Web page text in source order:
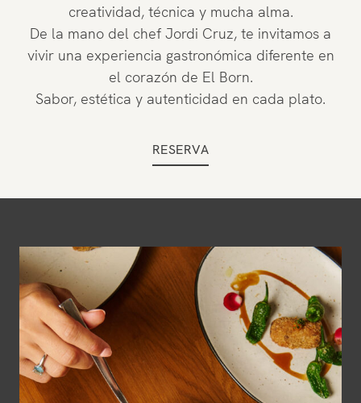
creatividad, técnica y mucha alma.
De la mano del chef Jordi Cruz, te invitamos a
vivir una experiencia gastronómica diferente en
el corazón de El Born.
Sabor, estética y autenticidad en cada plato.
RESERVA